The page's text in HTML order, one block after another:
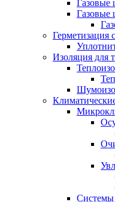
Газовые
Газовые
Герметизация
Изоляция для
Системы